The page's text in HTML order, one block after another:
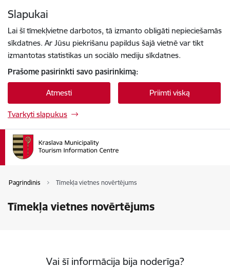
Slapukai
Lai šī tīmekļvietne darbotos, tā izmanto obligāti nepieciešamās
sīkdatnes. Ar Jūsu piekrišanu papildus šajā vietnē var tikt
izmantotas statistikas un sociālo mediju sīkdatnes.
Prašome pasirinkti savo pasirinkimą:
Atmesti Priimti viską
Tvarkyti slapukus
Pagrindinis Tīmekļa vietnes novērtējums
Tīmekļa vietnes novērtējums
Vai šī informācija bija noderīga?